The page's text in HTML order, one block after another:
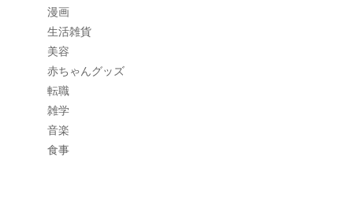
漫画
生活雑貨
美容
赤ちゃんグッズ
転職
雑学
音楽
食事